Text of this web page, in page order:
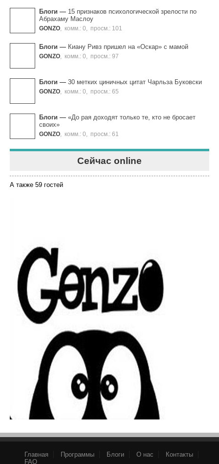
Блоги — 15 признаков психологической зрелости по
Абрахаму Маслоу
GONZO комм.: 0 просм.: 101
Блоги — Киану Ривз пришел на «Оскар» с мамой
GONZO комм.: 0 просм.: 97
Блоги — 30 метких циничных цитат Чарльза Буковски
GONZO комм.: 0 просм.: 65
Блоги — «До рая доходят только те, кто не бросает
своих»
GONZO комм.: 0 просм.: 61
Сейчас online
А также 59 гостей
Главная Программы Блоги О нас
Контакты
FAQ